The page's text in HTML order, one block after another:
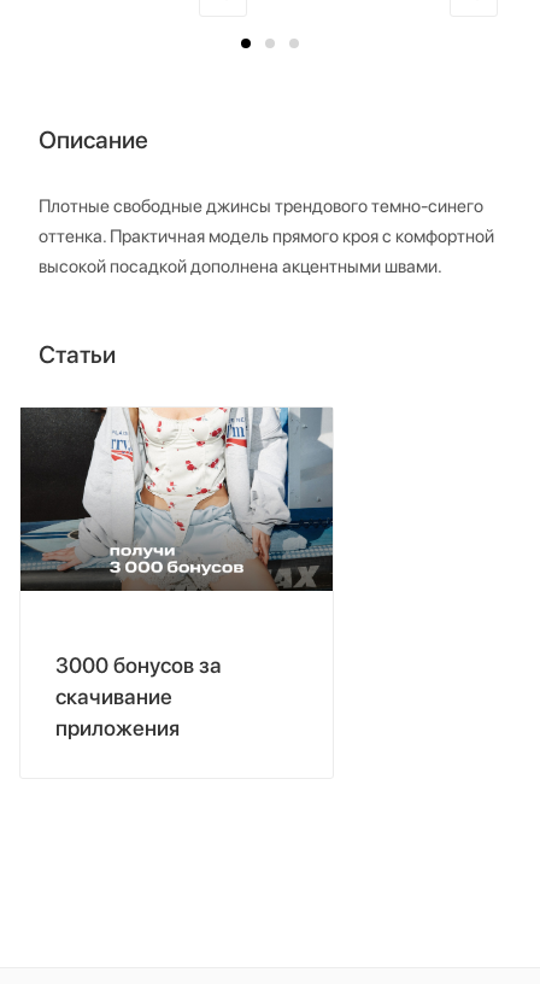
Описание
Плотные свободные джинсы трендового темно-синего
оттенка. Практичная модель прямого кроя с комфортной
высокой посадкой дополнена акцентными швами.
Статьи
3000 бонусов за
скачивание
приложения